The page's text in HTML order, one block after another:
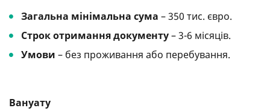
Загальна мінімальна сума – 350 тис. євро.
Строк отримання документу– 3-6 місяців.
Умови – без проживання або перебування.
Вануату